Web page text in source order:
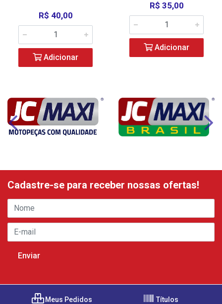
R$ 40,00
Adicionar
R$ 35,00
Adicionar
Cadastre-se para receber nossas ofertas!
Meus Pedidos Títulos